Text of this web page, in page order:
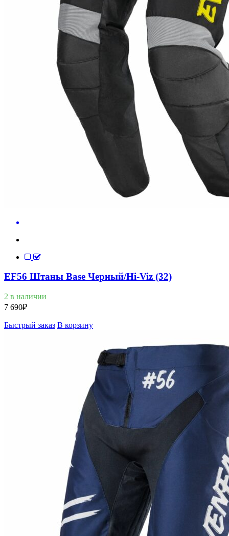
EF56 Штаны Base Черный/Hi-Viz (32)
2 в наличии
7 690₽
Быстрый заказ В корзину